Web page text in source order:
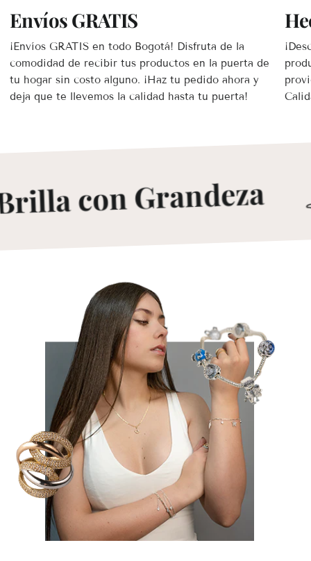
Envíos GRATIS
¡Envíos GRATIS en todo Bogotá! Disfruta de la
comodidad de recibir tus productos en la puerta de
tu hogar sin costo alguno. ¡Haz tu pedido ahora y
deja que te llevemos la calidad hasta tu puerta!
con Grandeza